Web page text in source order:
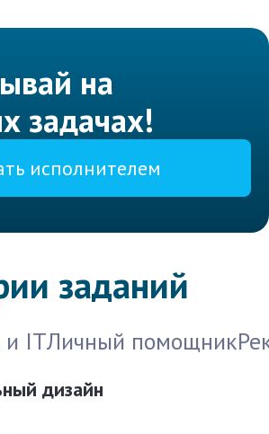
на
задачах!
исполнителем
заданий
и ITЛичный помощник
дизайн